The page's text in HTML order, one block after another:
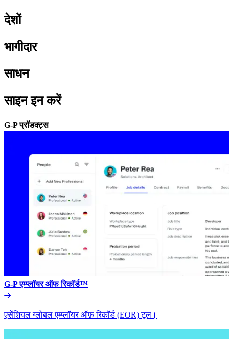
देशों​​
भागीदार​​
साधन​​
साइन इन करें​​
G-P प्रॉडक्ट्स​​
G-P एम्प्लॉयर ऑफ रिकॉर्ड™​​
एसेंशियल ग्लोबल एम्प्लॉयर ऑफ़ रिकॉर्ड (EOR) टूल।​​